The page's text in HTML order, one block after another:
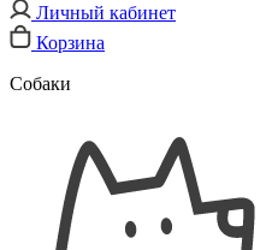
Личный кабинет
Корзина
Собаки